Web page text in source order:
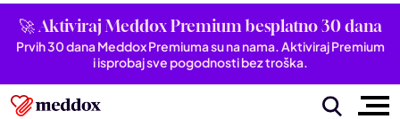
🚀 Aktiviraj Meddox Premium besplatno 30 dana
Prvih 30 dana Meddox Premiuma su na nama. Aktiviraj Premium
i isprobaj sve pogodnosti bez troška.